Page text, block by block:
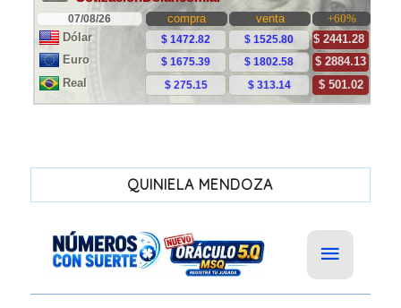
QUINIELA MENDOZA